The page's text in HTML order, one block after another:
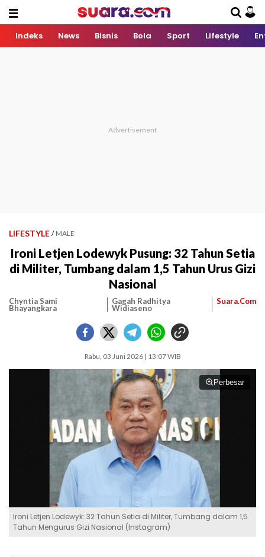
Indeks News Bisnis Bola Sport Lifestyle
LIFESTYLE / MALE
Ironi Letjen Lodewyk Pusung: 32 Tahun Setia
di Militer, Tumbang dalam 1,5 Tahun Urus Gizi
Nasional
Chyntia Sami
Bhayangkara
Gagah Radhitya
Widiaseno
Suara.Com
Rabu, 03 Juni 2026 | 13:07 WIB
Perbesar
Ironi Letjen Lodewyk: 32 Tahun Setia di Militer, Tumbang dalam 1,5
Tahun Mengurus Gizi Nasional (Instagram)